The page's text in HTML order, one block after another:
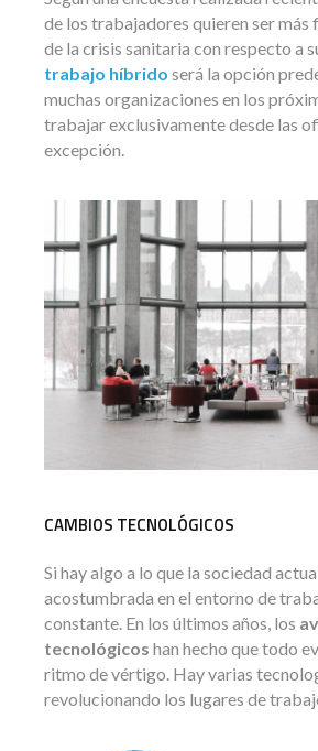
de los trabajadores quieren ser más
de la crisis sanitaria con respecto a
trabajo híbrido será la opción
muchas organizaciones en los
trabajar exclusivamente desde las
excepción.
CAMBIOS TECNOLÓGICOS
Si hay algo a lo que la sociedad
acostumbrada en el entorno de
constante. En los últimos años, los
tecnológicos han hecho que todo
ritmo de vértigo. Hay varias
revolucionando los lugares de